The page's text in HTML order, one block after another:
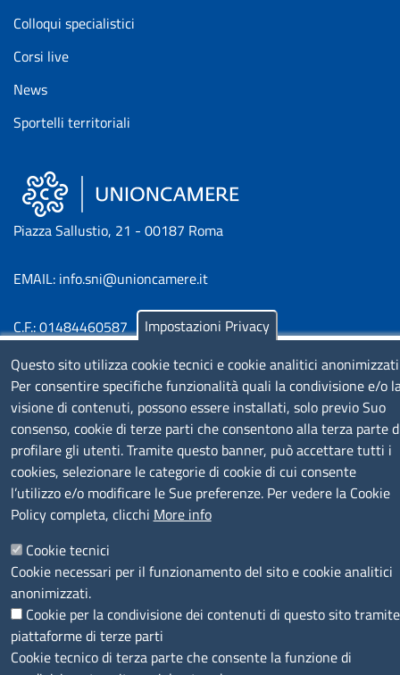
Colloqui specialistici
Corsi live
News
Sportelli territoriali
Piazza Sallustio, 21 - 00187 Roma
EMAIL: info.sni@unioncamere.it
C.F.: 01484460587
SERVIZIO REALIZZATO DA
SEGUICI SU
MENÙ PRIVACY
Note legali Privacy e cookie policy Accesso riservato
Impostazioni Privacy
Questo sito utilizza cookie tecnici e cookie analitici
Per consentire specifiche funzionalità quali la condivisione e/o
visione di contenuti, possono essere installati, solo previo Suo
consenso, cookie di terze parti che consentono alla terza parte
profilare gli utenti. Tramite questo banner, può accettare tutti i
cookies, selezionare le categorie di cookie di cui consente
l’utilizzo e/o modificare le Sue preferenze. Per vedere la Cookie
Policy completa, clicchi More info
Cookie tecnici
Cookie necessari per il funzionamento del sito e cookie analitici
anonimizzati.
Cookie per la condivisione dei contenuti di questo sito tramite
piattaforme di terze parti
Cookie tecnico di terza parte che consente la funzione di